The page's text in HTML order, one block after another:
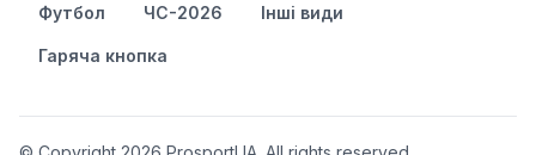
Футбол ЧС-2026 Інші види
Гаряча кнопка